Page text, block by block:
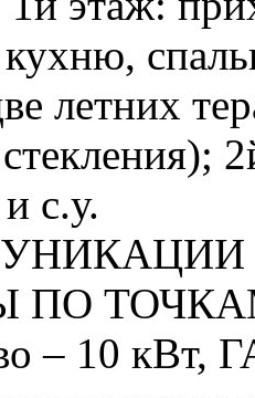
летних
с.у.
ПО
– 10 кВт,